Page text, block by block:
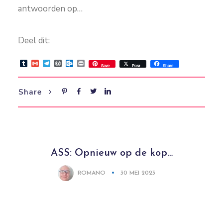
antwoorden op…
Deel dit:
Tumblr
GmailTelegram
WordPress
Outlook.com
PrintSave Post Share
Share
ASS: Opnieuw op de kop…
ROMANO 30 MEI 2023